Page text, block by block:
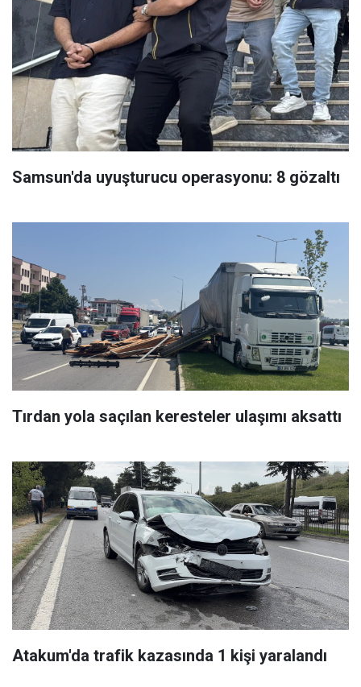
Samsun'da uyuşturucu operasyonu: 8 gözaltı
Tırdan yola saçılan keresteler ulaşımı aksattı
Atakum'da trafik kazasında 1 kişi yaralandı